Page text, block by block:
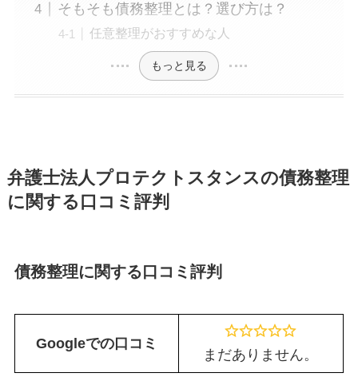
そもそも債務整理とは？選び方は？
任意整理がおすすめな人
もっと見る
弁護士法人プロテクトスタンスの債務整理
に関する口コミ評判
債務整理に関する口コミ評判
Googleでの口コミ
まだありません。